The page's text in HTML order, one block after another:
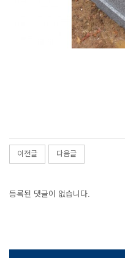
이전글 다음글
등록된 댓글이 없습니다.